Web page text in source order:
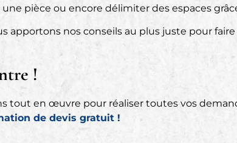
pièce ou encore délimiter des espaces
apportons nos conseils au plus juste pour
!
tout en œuvre pour réaliser toutes vos
de devis gratuit !